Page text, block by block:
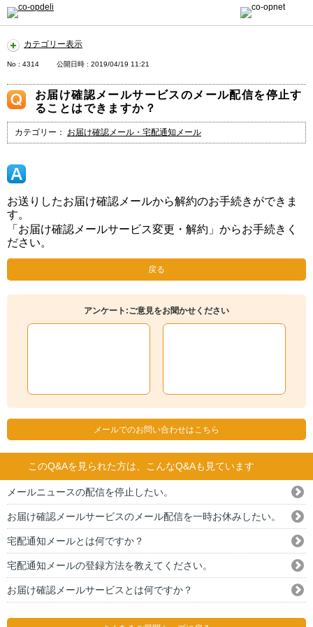
カテゴリー表示
No : 4314 公開日時 : 2019/04/19 11:21
お届け確認メールサービスのメール配信を停止す
ることはできますか？
カテゴリー： お届け確認メール・宅配通知メール
お送りしたお届け確認メールから解約のお手続きができま
す。
「お届け確認メールサービス変更・解約」からお手続きく
ださい。
戻る
アンケート:ご意見をお聞かせください
メールでのお問い合わせはこちら
このQ&Aを見られた方は、こんなQ&Aも見ています
メールニュースの配信を停止したい。
お届け確認メールサービスのメール配信を一時お休みしたい。
宅配通知メールとは何ですか？
宅配通知メールの登録方法を教えてください。
お届け確認メールサービスとは何ですか？